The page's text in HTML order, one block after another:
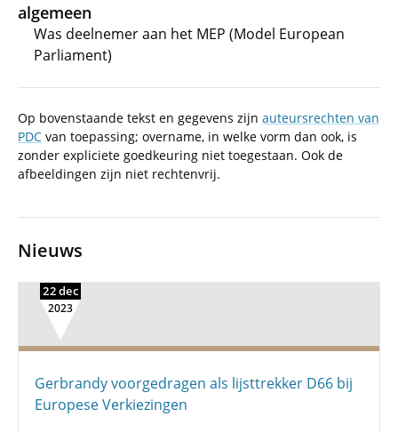
algemeen
Was deelnemer aan het MEP (Model European
Parliament)
Op bovenstaande tekst en gegevens zijn auteursrechten van
PDC van toepassing; overname, in welke vorm dan ook, is
zonder expliciete goedkeuring niet toegestaan. Ook de
afbeeldingen zijn niet rechtenvrij.
Nieuws
22 dec
2023
Gerbrandy voorgedragen als lijsttrekker D66 bij
Europese Verkiezingen